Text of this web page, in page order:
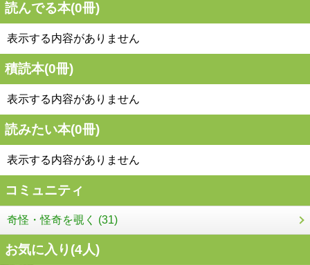
読んでる本(0冊)
表示する内容がありません
積読本(0冊)
表示する内容がありません
読みたい本(0冊)
表示する内容がありません
コミュニティ
奇怪・怪奇を覗く (31)
お気に入り(4人)